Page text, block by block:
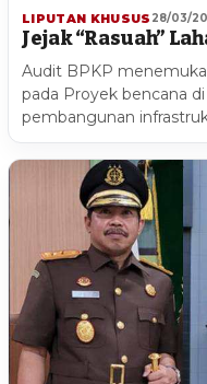
LIPUTAN KHUSUS 28/03/
Jejak “Rasuah”
Audit BPKP
pada Proyek bencana
pembangunan